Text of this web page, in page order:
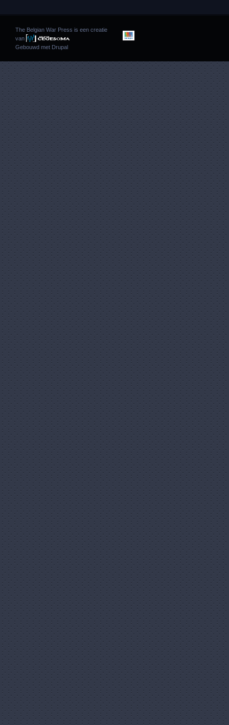
The Belgian War Press is een creatie
van
Gebouwd met Drupal